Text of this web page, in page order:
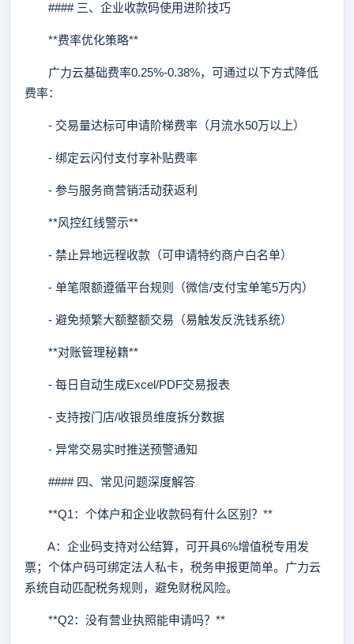
#### 三、企业收款码使用进阶技巧
**费率优化策略**
广力云基础费率0.25%-0.38%，可通过以下方式降低
费率：
- 交易量达标可申请阶梯费率（月流水50万以上）
- 绑定云闪付支付享补贴费率
- 参与服务商营销活动获返利
**风控红线警示**
- 禁止异地远程收款（可申请特约商户白名单）
- 单笔限额遵循平台规则（微信/支付宝单笔5万内）
- 避免频繁大额整额交易（易触发反洗钱系统）
**对账管理秘籍**
- 每日自动生成Excel/PDF交易报表
- 支持按门店/收银员维度拆分数据
- 异常交易实时推送预警通知
#### 四、常见问题深度解答
**Q1：个体户和企业收款码有什么区别？**
A：企业码支持对公结算，可开具6%增值税专用发
票；个体户码可绑定法人私卡，税务申报更简单。广力云
系统自动匹配税务规则，避免财税风险。
**Q2：没有营业执照能申请吗？**